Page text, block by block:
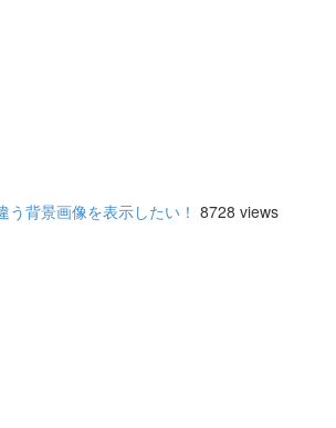
う背景画像を表示したい！ 8728 views